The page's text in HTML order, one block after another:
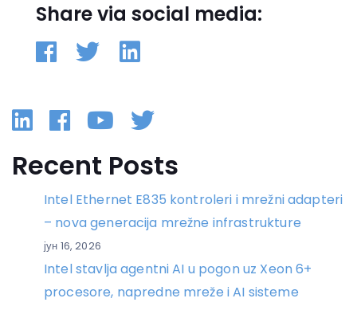
Share via social media:
Linkedin
Facebook
YouTube
Twitter
Recent Posts
Intel Ethernet E835 kontroleri i mrežni adapteri
– nova generacija mrežne infrastrukture
јун 16, 2026
Intel stavlja agentni AI u pogon uz Xeon 6+
procesore, napredne mreže i AI sisteme